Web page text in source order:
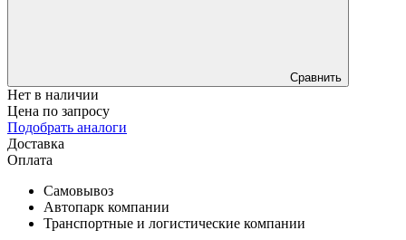
Сравнить
Нет в наличии
Цена по запросу
Подобрать аналоги
Доставка
Оплата
Самовывоз
Автопарк компании
Транспортные и логистические компании